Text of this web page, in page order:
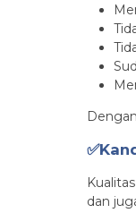
dan